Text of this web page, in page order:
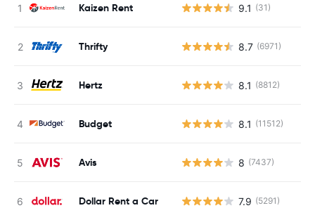
Kaizen Rent 9.1 (31)
Thrifty 8.7 (6971)
Hertz 8.1 (8812)
Budget 8.1 (11512)
Avis 8 (7437)
Dollar Rent a Car 7.9 (5291)